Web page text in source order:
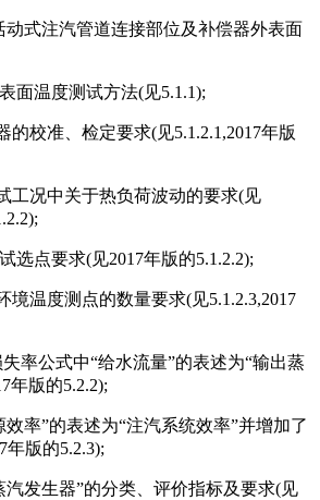
动式注汽管道连接部位及补偿器外表面
面温度测试方法(见5.1.1);
的校准、检定要求(见5.1.2.1,2017年版
工况中关于热负荷波动的要求(见
选点要求(见2017年版的5.1.2.2);
境温度测点的数量要求(见5.1.2.3,2017
率公式中“给水流量”的表述为“输出蒸
年版的5.2.2);
率”的表述为“注汽系统效率”并增加了
年版的5.2.3);
汽发生器”的分类、评价指标及要求(见